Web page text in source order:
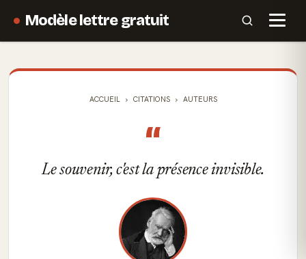
Modèle lettre gratuit
ACCUEIL CITATIONS AUTEURS
“
Le souvenir, c'est la présence invisible.